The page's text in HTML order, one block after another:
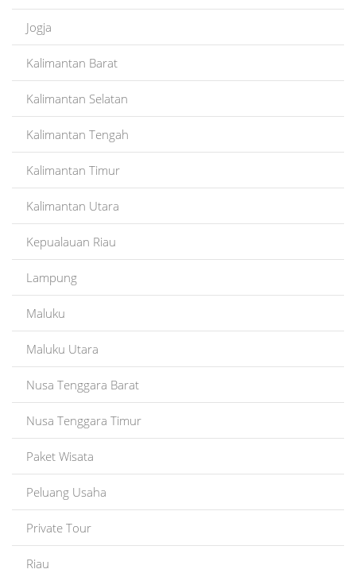
Jogja
Kalimantan Barat
Kalimantan Selatan
Kalimantan Tengah
Kalimantan Timur
Kalimantan Utara
Kepualauan Riau
Lampung
Maluku
Maluku Utara
Nusa Tenggara Barat
Nusa Tenggara Timur
Paket Wisata
Peluang Usaha
Private Tour
Riau